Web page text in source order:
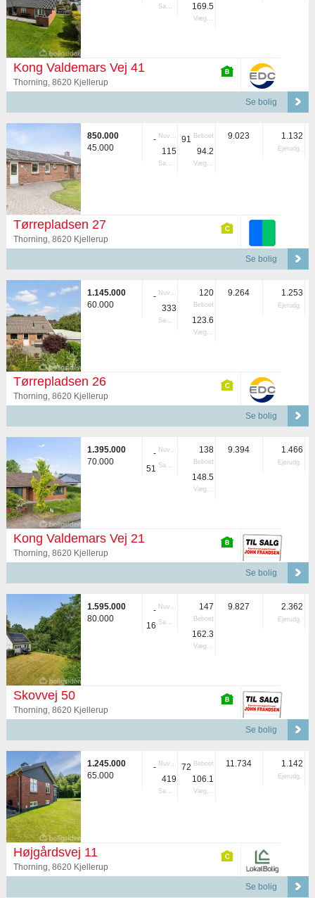
Samlet 169.5
Vægtet
Kong Valdemars Vej 41
Thorning, 8620 Kjellerup
Se bolig
850.000
45.000
- Nuvær.
115
Samlet
91 Beboet
94.2
Vægtet
9.023 1.132
Ejerudg.
Tørrepladsen 27
Thorning, 8620 Kjellerup
Se bolig
1.145.000
60.000
- Nuvær.
333
Samlet
120
Beboet
123.6
Vægtet
9.264 1.253
Ejerudg.
Tørrepladsen 26
Thorning, 8620 Kjellerup
Se bolig
1.395.000
70.000
- Nuvær.
51 Samlet
138
Beboet
148.5
Vægtet
9.394 1.466
Ejerudg.
Kong Valdemars Vej 21
Thorning, 8620 Kjellerup
Se bolig
1.595.000
80.000
- Nuvær.
16 Samlet
147
Beboet
162.3
Vægtet
9.827 2.362
Ejerudg.
Skovvej 50
Thorning, 8620 Kjellerup
Se bolig
1.245.000
65.000
- Nuvær.
419
Samlet
72 Beboet
106.1
Vægtet
11.734 1.142
Ejerudg.
Højgårdsvej 11
Thorning, 8620 Kjellerup
Se bolig